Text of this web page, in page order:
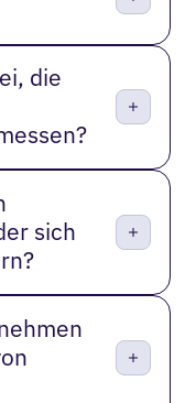
die
sich